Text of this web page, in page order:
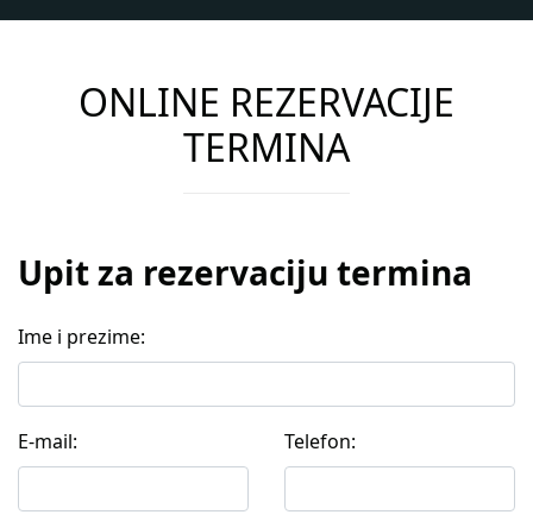
ONLINE REZERVACIJE
TERMINA
Upit za rezervaciju termina
Ime i prezime:
E-mail: Telefon: